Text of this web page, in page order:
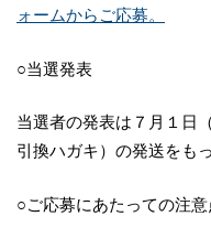
ォームからご応募。
○当選発表
当選者の発表は７月１日
引換ハガキ）の発送をも
○ご応募にあたっての注意